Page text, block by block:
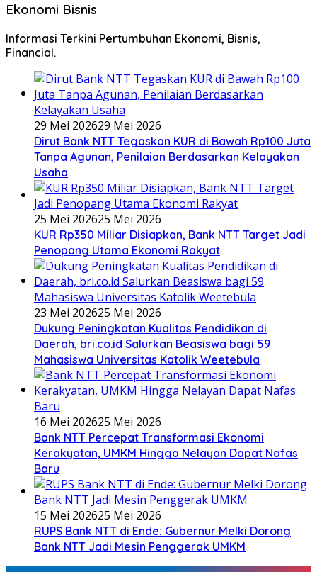
Ekonomi Bisnis
Informasi Terkini Pertumbuhan Ekonomi, Bisnis,
Financial.
29 Mei 202629 Mei 2026
Dirut Bank NTT Tegaskan KUR di Bawah Rp100 Juta
Tanpa Agunan, Penilaian Berdasarkan Kelayakan
Usaha
25 Mei 202625 Mei 2026
KUR Rp350 Miliar Disiapkan, Bank NTT Target Jadi
Penopang Utama Ekonomi Rakyat
23 Mei 202625 Mei 2026
Dukung Peningkatan Kualitas Pendidikan di
Daerah, bri.co.id Salurkan Beasiswa bagi 59
Mahasiswa Universitas Katolik Weetebula
16 Mei 202625 Mei 2026
Bank NTT Percepat Transformasi Ekonomi
Kerakyatan, UMKM Hingga Nelayan Dapat Nafas
Baru
15 Mei 202625 Mei 2026
RUPS Bank NTT di Ende: Gubernur Melki Dorong
Bank NTT Jadi Mesin Penggerak UMKM